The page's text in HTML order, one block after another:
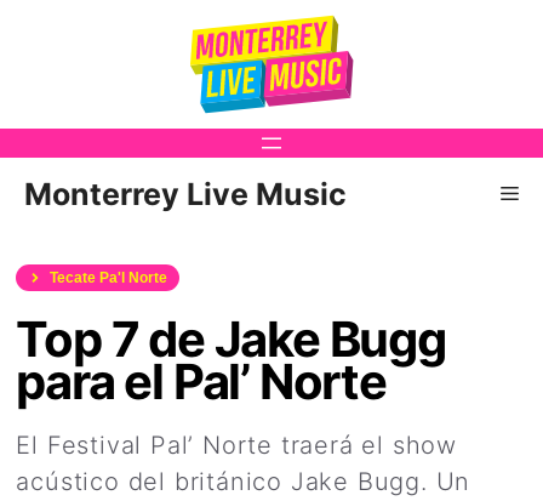
Monterrey Live Music
Tecate Pa'l Norte
Top 7 de Jake Bugg
para el Pal’ Norte
El Festival Pal’ Norte traerá el show
acústico del británico Jake Bugg. Un